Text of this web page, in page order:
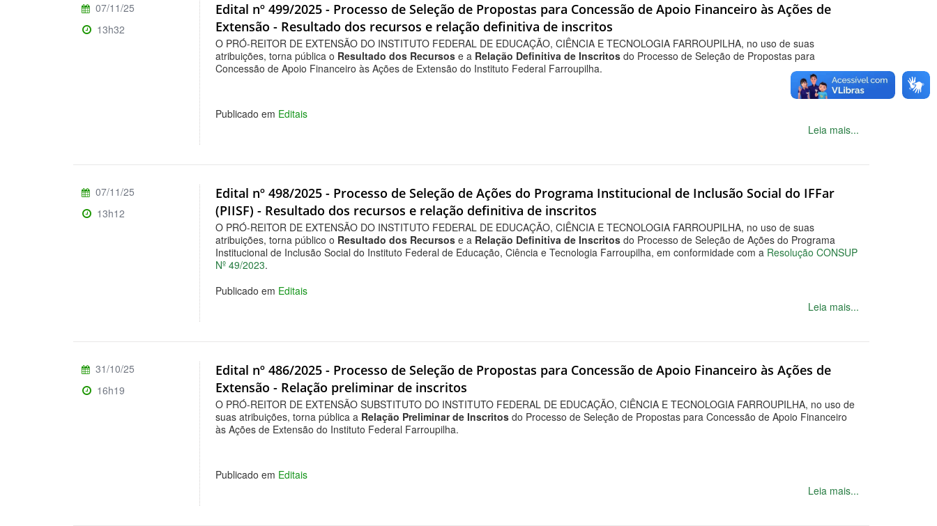
Edital nº 499/2025 - Processo de Seleção de Propostas para Concessão de Apoio Financeiro às Ações de
Extensão - Resultado dos recursos e relação definitiva de inscritos
O PRÓ-REITOR DE EXTENSÃO DO INSTITUTO FEDERAL DE EDUCAÇÃO, CIÊNCIA E TECNOLOGIA FARROUPILHA, no uso de suas
atribuições, torna pública o Resultado dos Recursos e a Relação Definitiva de Inscritosdo Processo de Seleção de Propostas para
Concessão de Apoio Financeiro às Ações de Extensão do Instituto Federal Farroupilha.
Publicado em Editais
Leia mais...
07/11/25
13h32
Edital nº 498/2025 - Processo de Seleção de Ações do Programa Institucional de Inclusão Social do IFFar
(PIISF) - Resultado dos recursos e relação definitiva de inscritos
O PRÓ-REITOR DE EXTENSÃO DO INSTITUTO FEDERAL DE EDUCAÇÃO, CIÊNCIA E TECNOLOGIA FARROUPILHA, no uso de suas
atribuições, torna público o Resultado dos Recursos e a Relação Definitiva de Inscritosdo Processo de Seleção de Ações do Programa
Institucional de Inclusão Social do Instituto Federal de Educação, Ciência e Tecnologia Farroupilha, em conformidade com a Resolução CONSUP
Nº 49/2023.
Publicado em Editais
Leia mais...
07/11/25
13h12
Edital nº 486/2025 - Processo de Seleção de Propostas para Concessão de Apoio Financeiro às Ações de
Extensão - Relação preliminar de inscritos
O PRÓ-REITOR DE EXTENSÃO SUBSTITUTO DO INSTITUTO FEDERAL DE EDUCAÇÃO, CIÊNCIA E TECNOLOGIA FARROUPILHA, no uso de
suas atribuições, torna pública a Relação Preliminar de Inscritos do Processo de Seleção de Propostas para Concessão de Apoio Financeiro
às Ações de Extensão do Instituto Federal Farroupilha.
Publicado em Editais
Leia mais...
31/10/25
16h19